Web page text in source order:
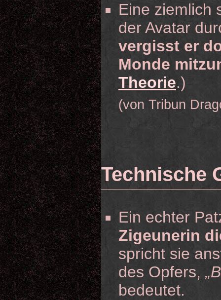
Eine ziemlich
der Avatar
vergisst er
Monde
Theorie.)
(von Tribun
Technische
Ein echter
Zigeunerin
spricht sie
des Opfers,
bedeutet.